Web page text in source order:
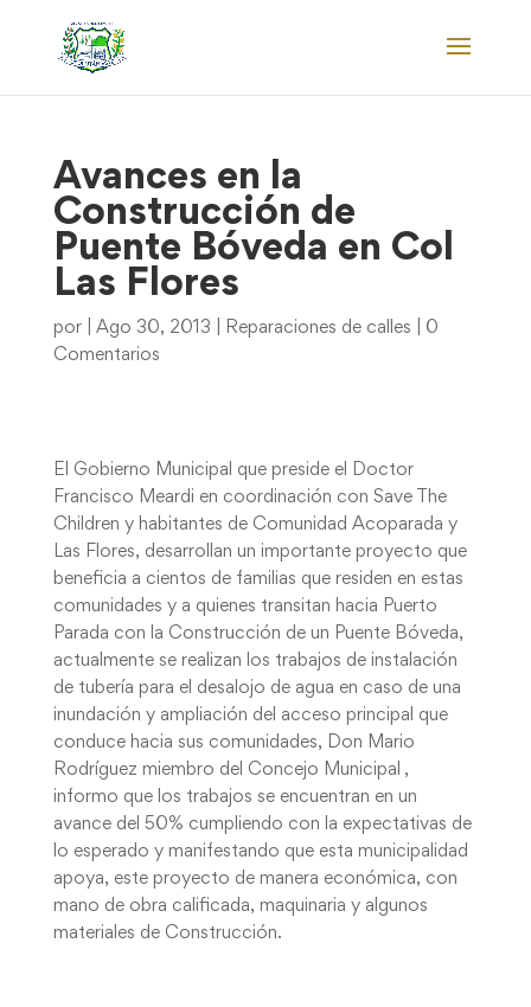
Avances en la
Construcción de
Puente Bóveda en Col
Las Flores
por Ago 30, 2013 Reparaciones de calles
0
Comentarios
El Gobierno Municipal que preside el Doctor
Francisco Meardi en coordinación con Save The
Children y habitantes de Comunidad Acoparada y
Las Flores, desarrollan un importante proyecto que
beneficia a cientos de familias que residen en estas
comunidades y a quienes transitan hacia Puerto
Parada con la Construcción de un Puente Bóveda,
actualmente se realizan los trabajos de instalación
de tubería para el desalojo de agua en caso de una
inundación y ampliación del acceso principal que
conduce hacia sus comunidades, Don Mario
Rodríguez miembro del Concejo Municipal ,
informo que los trabajos se encuentran en un
avance del 50% cumpliendo con la expectativas de
lo esperado y manifestando que esta municipalidad
apoya, este proyecto de manera económica, con
mano de obra calificada, maquinaria y algunos
materiales de Construcción.